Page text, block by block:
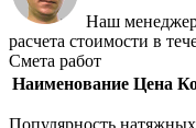
Наш менеджер
расчета стоимости в
Смета работ
Наименование Цена
Популярность